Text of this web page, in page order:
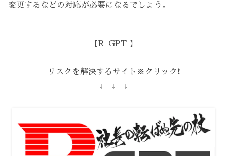
変更するなどの対応が必要になるでしょう。
【R-GPT 】
リスクを解決するサイト※クリック❗️
↓ ↓ ↓